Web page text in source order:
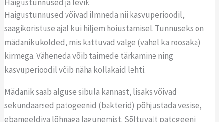
Haigustunnused ja levik
Haigustunnused võivad ilmneda nii kasvuperioodil,
saagikoristuse ajal kui hiljem hoiustamisel. Tunnuseks on
mädanikukolded, mis kattuvad valge (vahel ka roosaka)
kirmega.Väheneda võib taimede tärkamine ning
kasvuperioodil võib näha kollakaid lehti.
Mädanik saab alguse sibula kannast, lisaks võivad
sekundaarsed patogeenid (bakterid) põhjustada vesise,
ebameeldiva lõhnaga lagunemist. Sõltuvalt patogeeni